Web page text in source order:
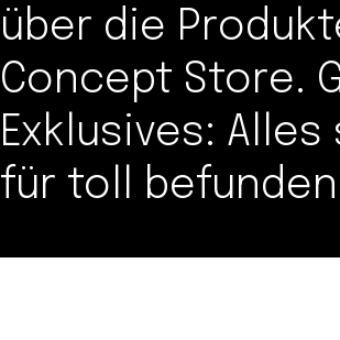
über die
Concept Store.
Exklusives:
für toll